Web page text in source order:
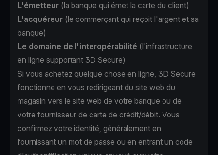
L'émetteur (la banque qui émet la carte du client)
L'acquéreur (le commerçant qui reçoit l'argent et sa
banque)
Le domaine de l'interopérabilité (l'infrastructure
en ligne supportant 3D Secure)
Si vous achetez quelque chose en ligne, 3D Secure
fonctionne en vous redirigeant du site web du
magasin vers le site web de votre banque ou de
votre fournisseur de carte de crédit/débit. Vous
confirmez votre identité, généralement en
fournissant un mot de passe ou en entrant un code